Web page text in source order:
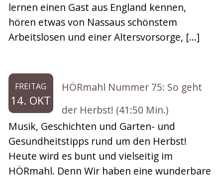
lernen einen Gast aus England kennen,
hören etwas von Nassaus schönstem
Arbeitslosen und einer Altersvorsorge, […]
FREITAG
14. OKT
HÖRmahl Nummer 75: So geht
der Herbst! (41:50 Min.)
Musik, Geschichten und Garten- und
Gesundheitstipps rund um den Herbst!
Heute wird es bunt und vielseitig im
HÖRmahl. Denn Wir haben eine wunderbare